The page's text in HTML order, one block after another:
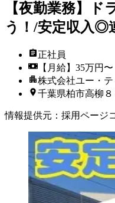
【夜勤業務】ド
う！/安定収入◎
正社員
【月給】35万円〜
株式会社ユー・
千葉県柏市高柳８
情報提供元 ： 採用ページ